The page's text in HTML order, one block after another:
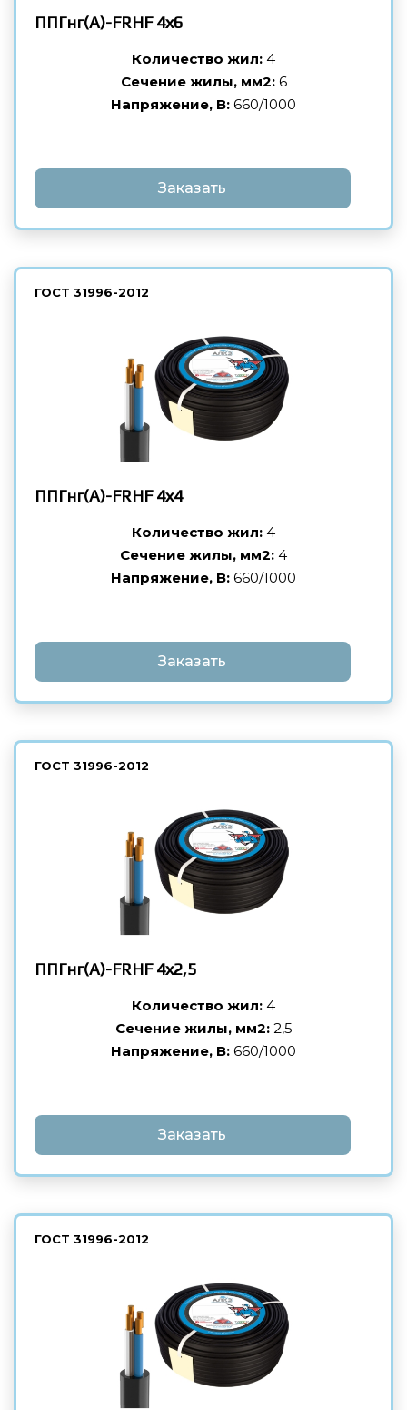
ППГнг(А)-FRHF4х6
Количество жил: 4
Сечение жилы, мм2: 6
Напряжение, В: 660/1000
Заказать
ГОСТ 31996-2012
ППГнг(А)-FRHF4х4
Количество жил: 4
Сечение жилы, мм2: 4
Напряжение, В: 660/1000
Заказать
ГОСТ 31996-2012
ППГнг(А)-FRHF4х2,5
Количество жил: 4
Сечение жилы, мм2: 2,5
Напряжение, В: 660/1000
Заказать
ГОСТ 31996-2012